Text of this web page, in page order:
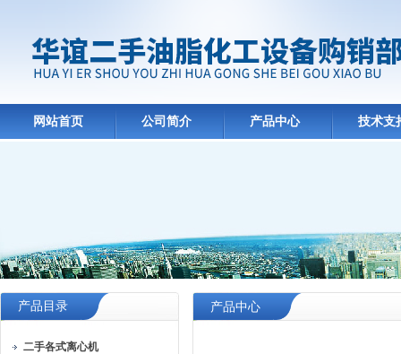
网站首页 公司简介 产品中心 技术支
产品目录
二手各式离心机
产品中心